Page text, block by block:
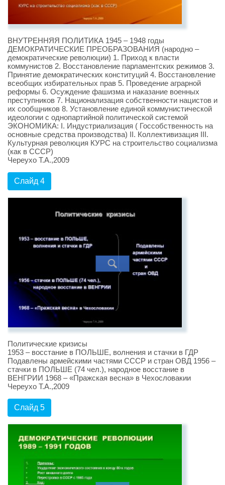
ВНУТРЕННЯЯ ПОЛИТИКА 1945 – 1948 годы
ДЕМОКРАТИЧЕСКИЕ ПРЕОБРАЗОВАНИЯ (народно –
демократические революции) 1. Приход к власти
коммунистов 2. Восстановление парламентских режимов 3.
Принятие демократических конституций 4. Восстановление
всеобщих избирательных прав 5. Проведение аграрной
реформы 6. Осуждение фашизма и наказание военных
преступников 7. Национализация собственности нацистов и
их сообщников 8. Установление единой коммунистической
идеологии с однопартийной политической системой
ЭКОНОМИКА: I. Индустриализация ( Госсобственность на
основные средства производства) II. Коллективизация III.
Культурная революция КУРС на строительство социализма
(как в СССР)
Череухо Т.А.,2009
Слайд 4
Политические кризисы
1953 – восстание в ПОЛЬШЕ, волнения и стачки в ГДР
Подавлены армейскими частями СССР и стран ОВД 1956 –
стачки в ПОЛЬШЕ (74 чел.), народное восстание в
ВЕНГРИИ 1968 – «Пражская весна» в Чехословакии
Череухо Т.А.,2009
Слайд 5